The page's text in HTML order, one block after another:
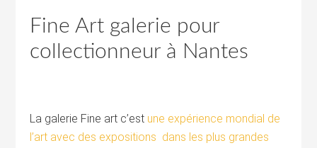
Fine Art galerie pour
collectionneur à Nantes
La galerie Fine art c’est une expérience mondial de
l’art avec des expositions dans les plus grandes